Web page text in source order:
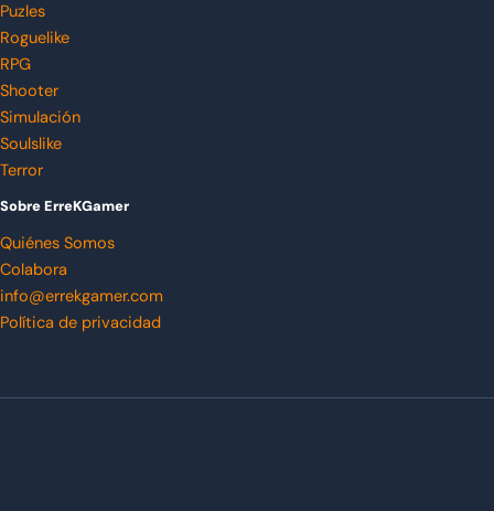
Puzles
Roguelike
RPG
Shooter
Simulación
Soulslike
Terror
Sobre ErreKGamer
Quiénes Somos
Colabora
info@errekgamer.com
Política de privacidad